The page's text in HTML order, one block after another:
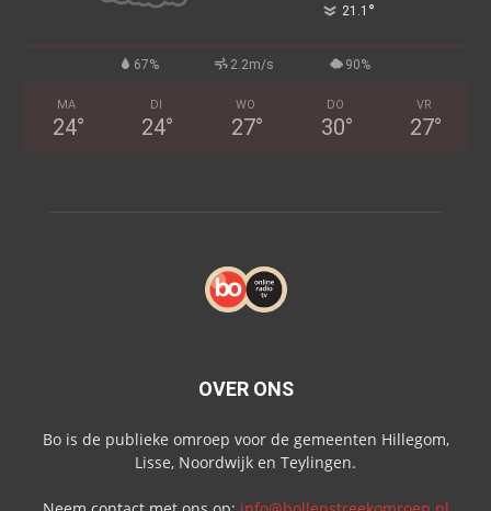
21.1 °
67% 2.2m/s 90%
MA
24°
DI
24°
WO
27°
DO
30°
VR
27°
OVER ONS
Bo is de publieke omroep voor de gemeenten Hillegom,
Lisse, Noordwijk en Teylingen.